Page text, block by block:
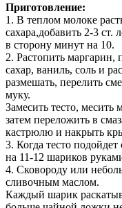
Приготовление:
1. В теплом молоке
сахара,добавить 2-3 ст.
в сторону минут на 10.
2. Растопить маргарин,
сахар, ваниль, соль и
размешать, перелить
муку.
Замесить тесто,
затем переложить в
кастрюлю и накрыть
3. Когда тесто
на 11-12 шариков
4. Сковороду или
сливочным маслом.
Каждый шарик